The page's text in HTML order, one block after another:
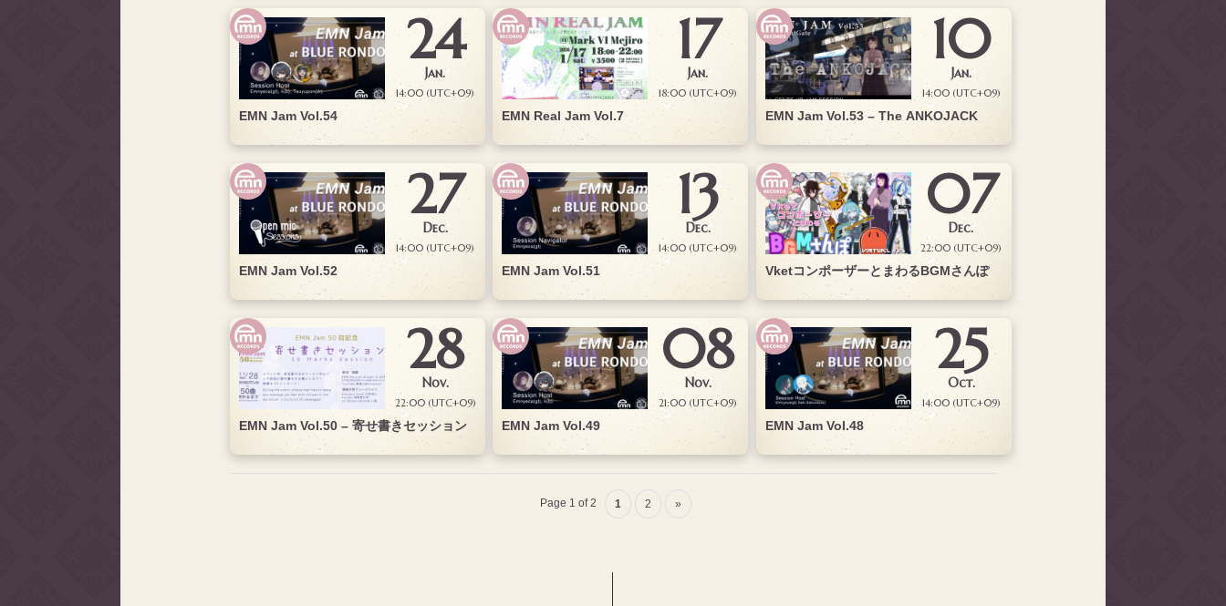
EMN Jam Vol.54
24
Jan.
14:00 (UTC+09)
EMN Jam Vol.52
27
Dec.
14:00 (UTC+09)
EMN Jam Vol.50 – 寄せ書きセッション
28
Nov.
22:00 (UTC+09)
EMN Real Jam Vol.7
17
Jan.
18:00 (UTC+09)
EMN Jam Vol.51
13
Dec.
14:00 (UTC+09)
EMN Jam Vol.49
08
Nov.
21:00 (UTC+09)
EMN Jam Vol.53 – The ANKOJACK
10
Jan.
14:00 (UTC+09)
VketコンポーザーとまわるBGMさんぽ
07
Dec.
22:00 (UTC+09)
EMN Jam Vol.48
25
Oct.
14:00 (UTC+09)
Page 1 of 2 1 2 »